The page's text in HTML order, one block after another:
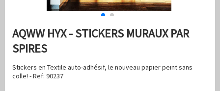
AQWW HYX - STICKERS MURAUX PAR
SPIRES
Stickers en Textile auto-adhésif, le nouveau papier peint sans
colle! - Ref: 90237